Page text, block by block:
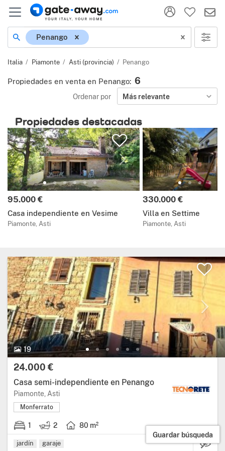
Ubicación
Penango
Italia Piamonte Asti (provincia) Penango
Propiedades en venta en Penango: 6
Ordenar por Más relevante
Propiedades destacadas
Precio:
95.000 €
Casa independiente en Vesime
Piamonte, Asti
Precio:
330.000 €
Villa en Settime
Piamonte, Asti
19
19 Fotos.
Precio:
24.000 €
Casa semi-independiente en Penango
Piamonte, AstiRegión: Piamonte, provincia: Asti.
Monferrato
1
1 habitación.2
2 baños. 80 m²
Superficie útil: 80 metros cuadrados.
jardín garaje
Guardar búsqueda